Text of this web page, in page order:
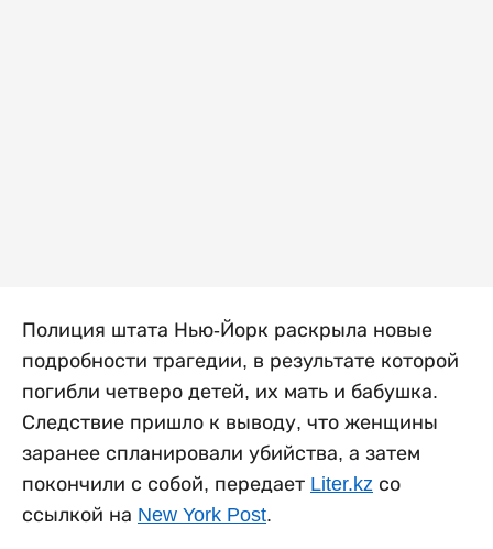
Полиция штата Нью-Йорк раскрыла новые
подробности трагедии, в результате которой
погибли четверо детей, их мать и бабушка.
Следствие пришло к выводу, что женщины
заранее спланировали убийства, а затем
покончили с собой, передает Liter.kz со
ссылкой на New York Post.